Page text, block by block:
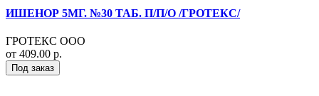
ИШЕНОР 5МГ. №30 ТАБ. П/П/О /ГРОТЕКС/
ГРОТЕКС ООО
от 409.00 р.
Под заказ